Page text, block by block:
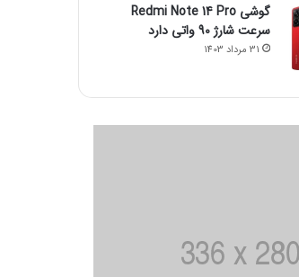
گوشی Redmi Note 14 Pro
سرعت شارژ 90 واتی دارد
31 مرداد 1403